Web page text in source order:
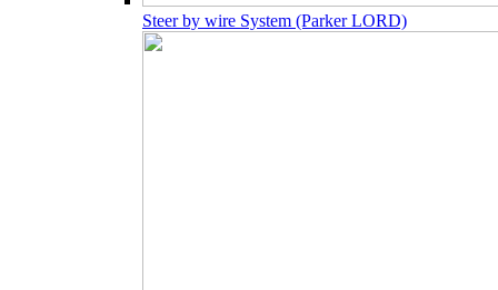
Steer by wire System (Parker LORD)